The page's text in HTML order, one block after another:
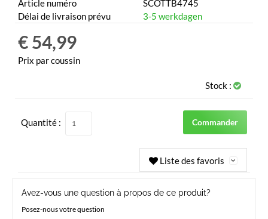
Article numéro
SCOTTB4745
Délai de livraison prévu
3-5 werkdagen
€ 54,99
Prix par coussin
Stock :
Quantité : Commander
Liste des favoris
Avez-vous une question à propos de ce produit?
Posez-nous votre question